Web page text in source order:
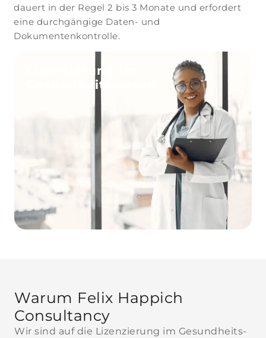
dauert in der Regel 2 bis 3 Monate und erfordert
eine durchgängige Daten- und
Dokumentenkontrolle.
Lizenzierung Im
Gesundheitswesen
Warum Felix Happich
Consultancy
Wir sind auf die Lizenzierung im Gesundheits-